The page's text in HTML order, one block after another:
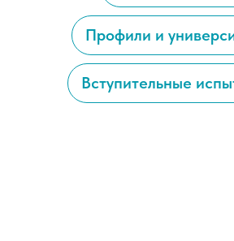
Профили и
Вступительные